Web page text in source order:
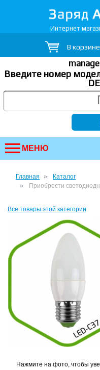
Интернет
В корзине
Введите номер
МЕНЮ
Главная
Каталог
Приобрести
Все товары этой категории
Нажмите на фото, чтобы